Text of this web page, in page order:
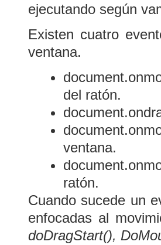
ejecutando según
Existen cuatro
ventana.
del ratón.
ventana.
ratón.
Cuando sucede un
enfocadas al
doDragStart(),